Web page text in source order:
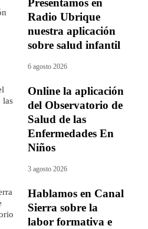
Presentamos en
Radio Ubrique
nuestra aplicación
sobre salud infantil
6 agosto 2026
Online la aplicación
del Observatorio de
Salud de las
Enfermedades En
Niños
3 agosto 2026
Hablamos en Canal
Sierra sobre la
labor formativa e